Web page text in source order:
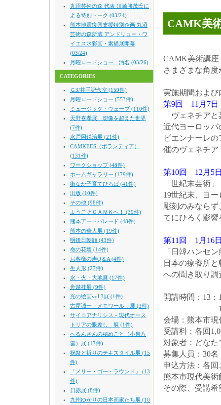
丸沼芸術の森 代表 須崎勝茂氏に
よる特別トーク (03/24)
熊本地震復興支援特別企画 丸沼
芸術の森所蔵 アンドリュー・ワ
イエス水彩画・素描展開幕
(03/24)
月曜ロードショー 汚名 (03/26)
CATEGORIES
Ｇ3/井手記念室 (159件)
月曜ロードショー (553件)
ミュージック・ウェーブ (110件)
天野喜孝展 想像を超えた世界
(7件)
水戸岡鋭治展 (21件)
CAMKEES（ボランティア）
(131件)
ワークショップ (48件)
ホームギャラリー (179件)
街なか子育てひろば (41件)
出版 (10件)
その他 (98件)
ようこそＣＡＭＫへ！ (39件)
熊本アートパレード (48件)
熊本の華人展 (19件)
明後日朝顔 (43件)
命の花壇 (14件)
お客様の声Q＆A (4件)
生人形 (27件)
水・火・大地展 (17件)
舟越桂展 (9件)
光の絵画vol.3展 (1件)
古屋誠一 メモワール．展 (3件)
サイコアナリシス－現代オース
トリアの眼差し 展 (1件)
へるんさんの秘めごと（小泉八
雲）展 (17件)
祝祭と祈りのテキスタイル展 (15
件)
「メリー・ゴー・ラウンド」 (13
件)
日赤展 (8件)
九州ゆかりの日本画家たち展 (10
CAMK美
CAMK美術講
さまざまな角
実施期間および
第9回 11月7日
「ヴェネチア
近代ヨーロッ
ビエンナーレ
催のヴェネチ
第10回 12月5
「世紀末芸術
19世紀末、ヨ
彫刻のみなら
てにひろく影
第11回 1月16
「日韓ハンセ
日本の療養所
への聞き取り
開講時間：13
13：30～
会場：熊本市
受講料：各回
対象者：どなた
募集人員：30
申込方法：各
熊本市現代美術
その際、受講